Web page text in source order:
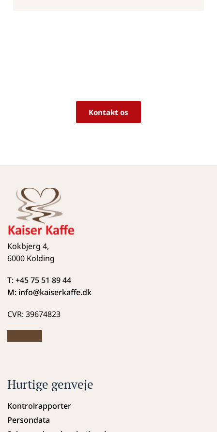
Kontakt os
Kokbjerg 4,
6000 Kolding
T: +45 75 51 89 44
M: info@kaiserkaffe.dk
CVR: 39674823
Hurtige genveje
Kontrolrapporter
Persondata